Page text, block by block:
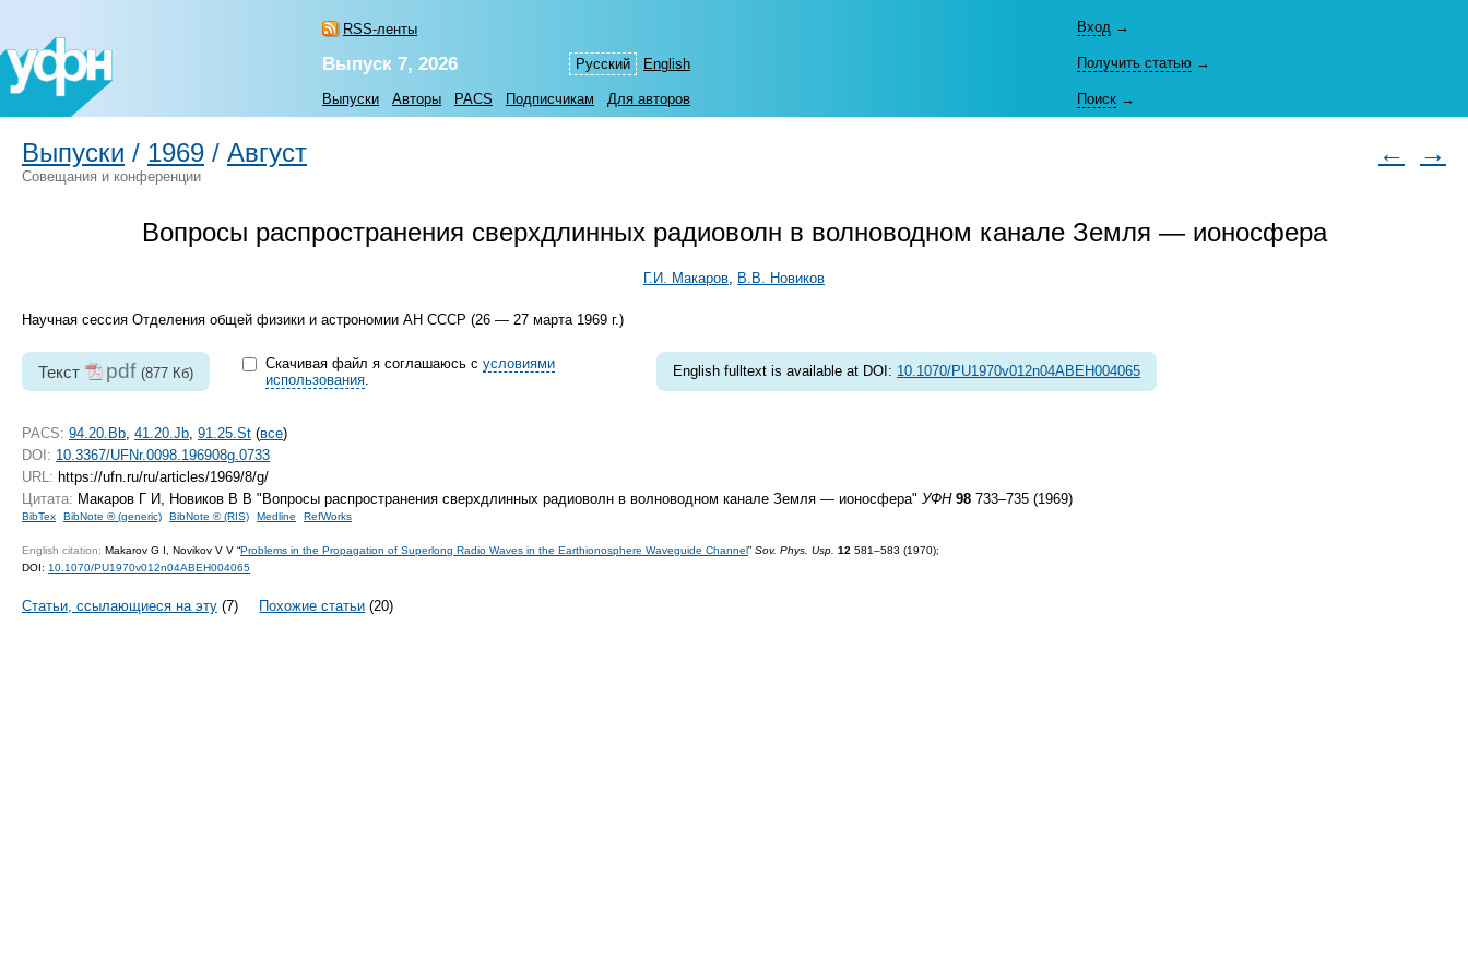
RSS-ленты
Русский English
Вход →
Выпуск 7, 2026 Получить статью →
Выпуски Авторы PACS Подписчикам Для авторов Поиск →
Выпуски / 1969 / Август ← →
Совещания и конференции
Вопросы распространения сверхдлинных радиоволн в волноводном канале Земля — ионосфера
Г.И. Макаров, В.В. Новиков
Научная сессия Отделения общей физики и астрономии АН СССР (26 — 27 марта 1969 г.)
Текст pdf (877 Кб)
Скачивая файл я соглашаюсь с условиями
использования.
English fulltext is available at DOI: 10.1070/PU1970v012n04ABEH004065
PACS: 94.20.Bb 41.20.Jb 91.25.St (все)
DOI: 10.3367/UFNr.0098.196908g.0733
URL: https://ufn.ru/ru/articles/1969/8/g/
Цитата: Макаров Г И, Новиков В В "Вопросы распространения сверхдлинных радиоволн в волноводном канале Земля — ионосфера" УФН 98 733–735 (1969)
BibTex BibNote ® (generic) BibNote ® (RIS) Medline RefWorks
English citation: Makarov G I, Novikov V V “Problems in the Propagation of Superlong Radio Waves in the Earthionosphere Waveguide Channel” Sov. Phys. Usp. 12 581–583 (1970);
DOI: 10.1070/PU1970v012n04ABEH004065
Статьи, ссылающиеся на эту (7) Похожие статьи (20)